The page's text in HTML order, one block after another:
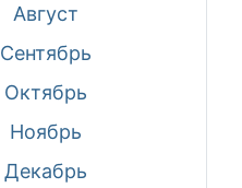
Август
Сентябрь
Октябрь
Ноябрь
Декабрь